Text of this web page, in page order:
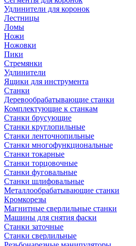
Удлинители для коронок
Лестницы
Ломы
Ножи
Ножовки
Пики
Стремянки
Удлинители
Ящики для инструмента
Станки
Деревообрабатывающие станки
Комплектующие к станкам
Станки брусующие
Станки круглопильные
Станки ленточнопильные
Станки многофункциональные
Станки токарные
Станки торцовочные
Станки фуговальные
Станки шлифовальные
Металлообрабатывающие станки
Кромкорезы
Магнитные сверлильные станки
Машины для снятия фаски
Станки заточные
Станки сверлильные